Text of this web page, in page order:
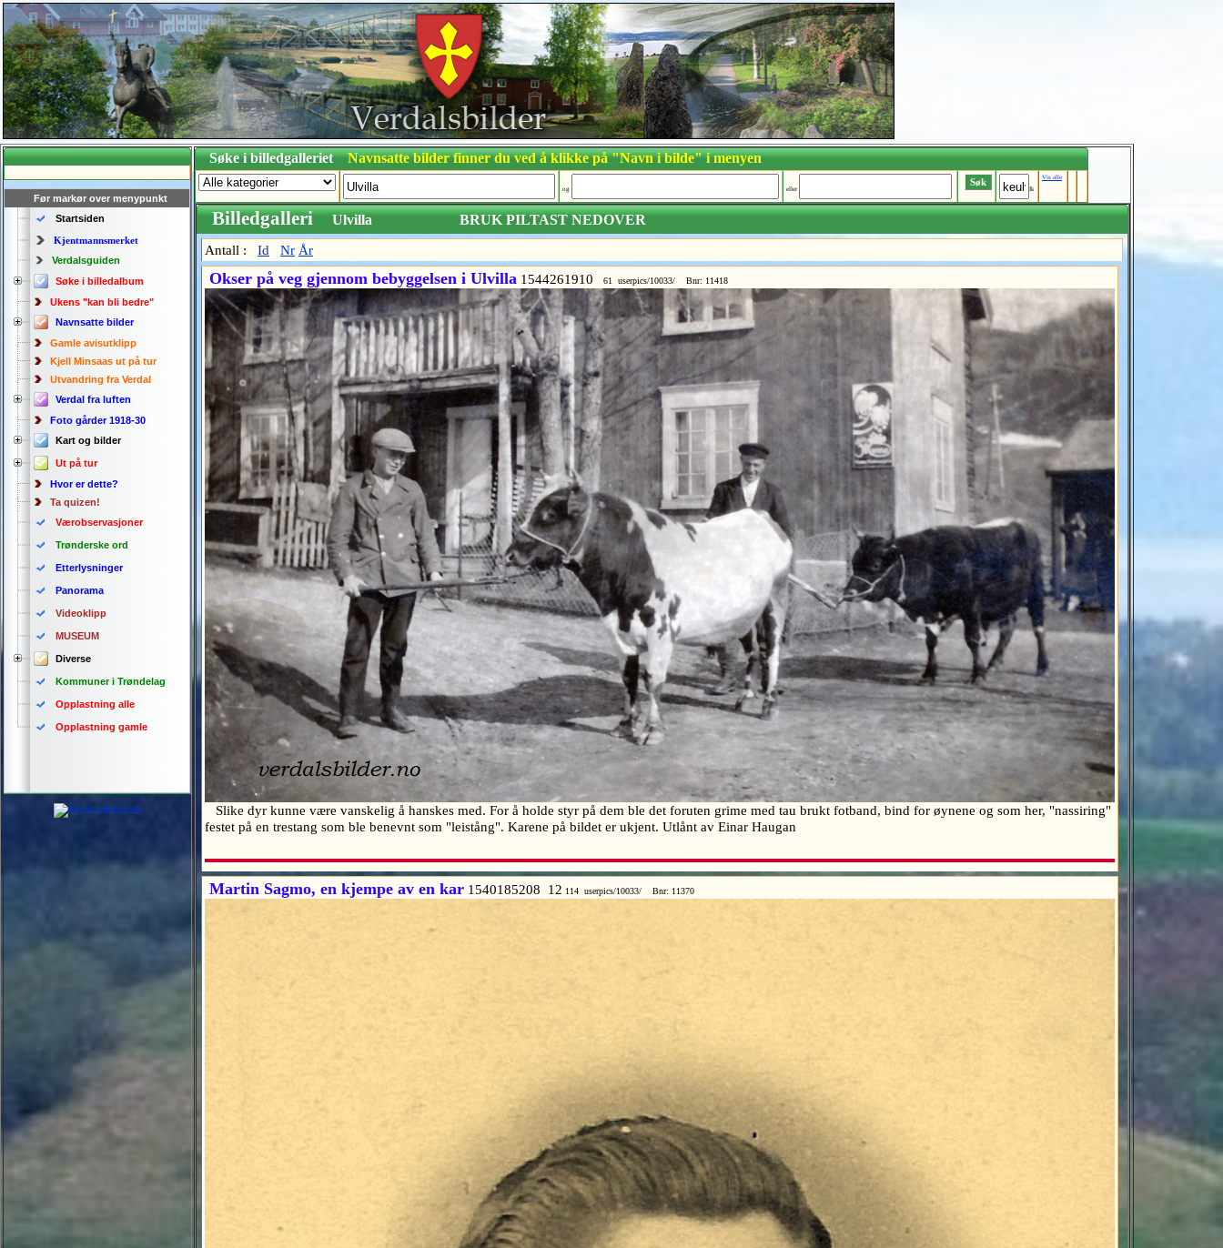
Før markør over menypunkt
Startsiden
Kjentmannsmerket
Verdalsguiden
Søke i billedalbum
Ukens "kan bli bedre"
Navnsatte bilder
Gamle avisutklipp
Kjell Minsaas ut på tur
Utvandring fra Verdal
Verdal fra luften
Foto gårder 1918-30
Kart og bilder
Ut på tur
Hvor er dette?
Ta quizen!
Værobservasjoner
Trønderske ord
Etterlysninger
Panorama
Videoklipp
MUSEUM
Diverse
Kommuner i Trøndelag
Opplastning alle
Opplastning gamle
Søke i billedgallerietNavnsatte bilder finner du ved å klikke på "Navn i bilde" i menyen
og eller Ik
Vis alle
Billedgalleri Ulvilla
BRUK PILTAST NEDOVER
Antall : Id Nr År
Okser på veg gjennom bebyggelsen i Ulvilla 1544261910 61 userpics/10033/ Bnr: 11418
Slike dyr kunne være vanskelig å hanskes med. For å holde styr på dem ble det foruten grime med tau brukt fotband, bind for øynene og som her, "nassiring"
festet på en trestang som ble benevnt som "leistång". Karene på bildet er ukjent. Utlånt av Einar Haugan
Martin Sagmo, en kjempe av en kar 1540185208 12 114 userpics/10033/ Bnr: 11370